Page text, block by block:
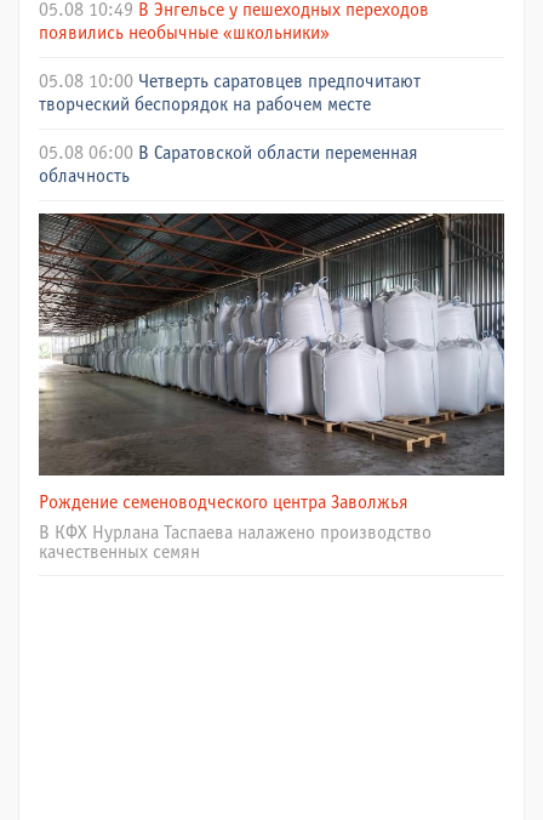
05.08 10:49 В Энгельсе у пешеходных переходов
появились необычные «школьники»
05.08 10:00 Четверть саратовцев предпочитают
творческий беспорядок на рабочем месте
05.08 06:00 В Саратовской области переменная
облачность
Рождение семеноводческого центра Заволжья
В КФХ Нурлана Таспаева налажено производство
качественных семян